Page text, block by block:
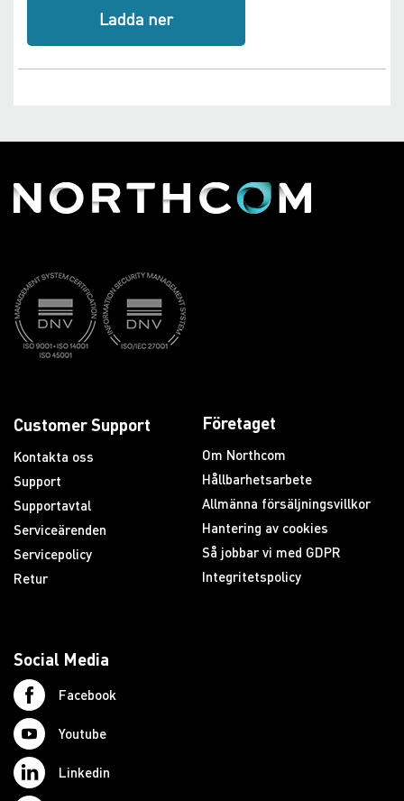
Ladda ner
Customer Support
Kontakta oss
Support
Supportavtal
Serviceärenden
Servicepolicy
Retur
Företaget
Om Northcom
Hållbarhetsarbete
Allmänna försäljningsvillkor
Hantering av cookies
Så jobbar vi med GDPR
Integritetspolicy
Social Media
Facebook
Youtube
Linkedin